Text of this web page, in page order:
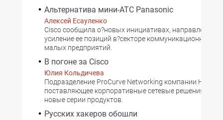
Альтернатива мини-АТС Panasonic
Алексей Есауленко
Cisco сообщила о?новых инициативах, направленных
усиление ее позиций в?секторе коммуникационных
малых предприятий.
В погоне за Cisco
Юлия Кольдичева
Подразделение ProCurve Networking компании HP,
поставляющее корпоративные сетевые решения,
новые серии продуктов.
Русских хакеров обошли